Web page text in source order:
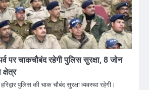
पर चाकचौबंद रहेगी पुलिस सुरक्षा, 8 जोन
पुलिस की चाक चौबंद सुरक्षा व्यवस्था रहेगी।